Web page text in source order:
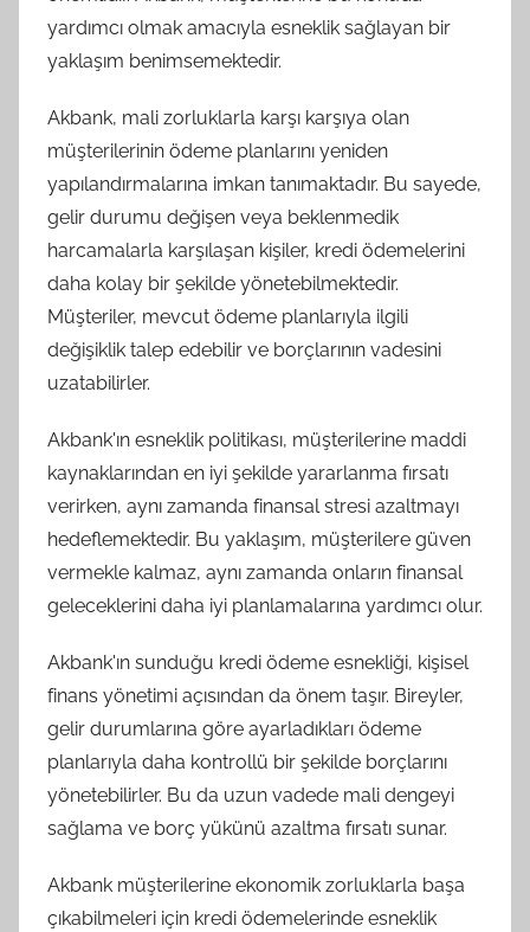
yardımcı olmak amacıyla esneklik sağlayan bir
yaklaşım benimsemektedir.
Akbank, mali zorluklarla karşı karşıya olan
müşterilerinin ödeme planlarını yeniden
yapılandırmalarına imkan tanımaktadır. Bu sayede,
gelir durumu değişen veya beklenmedik
harcamalarla karşılaşan kişiler, kredi ödemelerini
daha kolay bir şekilde yönetebilmektedir.
Müşteriler, mevcut ödeme planlarıyla ilgili
değişiklik talep edebilir ve borçlarının vadesini
uzatabilirler.
Akbank'ın esneklik politikası, müşterilerine maddi
kaynaklarından en iyi şekilde yararlanma fırsatı
verirken, aynı zamanda finansal stresi azaltmayı
hedeflemektedir. Bu yaklaşım, müşterilere güven
vermekle kalmaz, aynı zamanda onların finansal
geleceklerini daha iyi planlamalarına yardımcı olur.
Akbank'ın sunduğu kredi ödeme esnekliği, kişisel
finans yönetimi açısından da önem taşır. Bireyler,
gelir durumlarına göre ayarladıkları ödeme
planlarıyla daha kontrollü bir şekilde borçlarını
yönetebilirler. Bu da uzun vadede mali dengeyi
sağlama ve borç yükünü azaltma fırsatı sunar.
Akbank müşterilerine ekonomik zorluklarla başa
çıkabilmeleri için kredi ödemelerinde esneklik